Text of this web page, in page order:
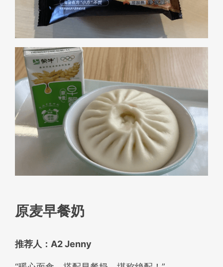
原麦早餐奶
推荐人：A2 Jenny